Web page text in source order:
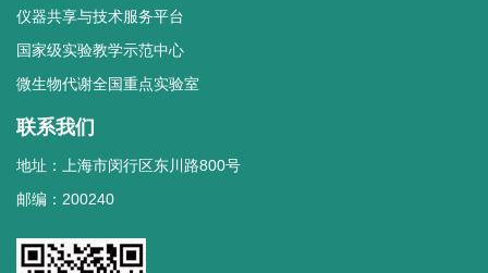
仪器共享与技术服务平台
国家级实验教学示范中心
微生物代谢全国重点实验室
联系我们
地址：上海市闵行区东川路800号
邮编：200240